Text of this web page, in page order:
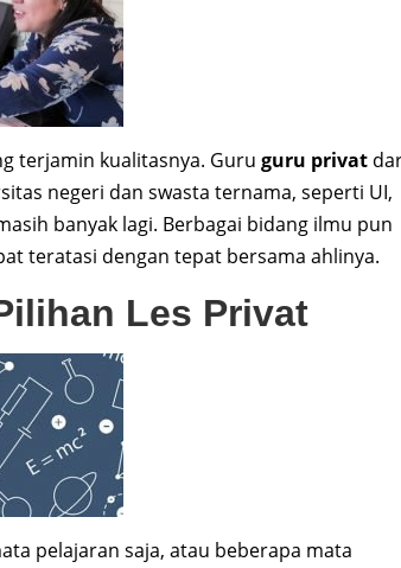
terjamin kualitasnya. Guru guru privat
negeri dan swasta ternama, seperti UI,
banyak lagi. Berbagai bidang ilmu pun
teratasi dengan tepat bersama ahlinya.
Les Privat
pelajaran saja, atau beberapa mata